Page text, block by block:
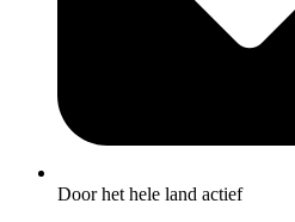
Door het hele land actief